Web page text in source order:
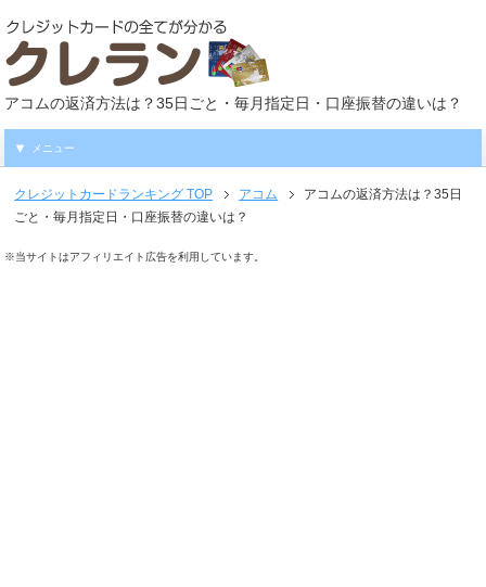
アコムの返済方法は？35日ごと・毎月指定日・口座振替の違いは？
メニュー
クレジットカードランキング TOP アコム
アコムの返済方法は？35日
ごと・毎月指定日・口座振替の違いは？
※当サイトはアフィリエイト広告を利用しています。